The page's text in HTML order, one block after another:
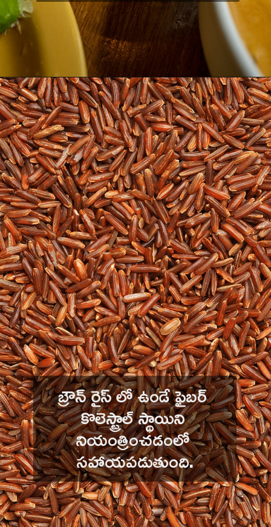
బ్రౌన్ రైస్ లో ఉండే ఫైబర్
కొలెస్ట్రాల్ స్థాయిని
నియంత్రించడంలో
సహాయపడుతుంది.